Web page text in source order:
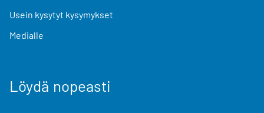
Usein kysytyt kysymykset
Medialle
Löydä nopeasti